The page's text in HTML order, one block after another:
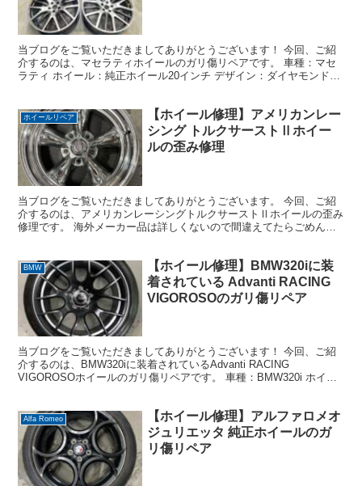
当ブログをご覧いただきましてありがとうございます！ 今回、ご紹
介するのは、マセラティホイールのガリ傷リペアです。 車種：マセ
ラティ ホイール：純正ホイール20インチ デザイン：ダイヤモンドカ
ホイールリペア
【ホイール修理】アメリカンレー
シング トルクサーストⅡホイー
ルの歪み修理
当ブログをご覧いただきましてありがとうございます。 今回、ご紹
介するのは、アメリカンレーシングトルクサーストⅡホイールの歪み
修理です。 海外メーカー品は詳しくないので間違えてたらごめんな
BMW
【ホイール修理】BMW320iに装
着されている Advanti RACING
VIGOROSOのガリ傷リペア
当ブログをご覧いただきましてありがとうございます！ 今回、ご紹
介するのは、BMW320iに装着されているAdvanti RACING
VIGOROSOホイールのガリ傷リペアです。 車種：BMW320i ホイー
Alfa Romeo
【ホイール修理】アルファロメオ
ジュリエッタ 純正ホイールのガ
リ傷リペア